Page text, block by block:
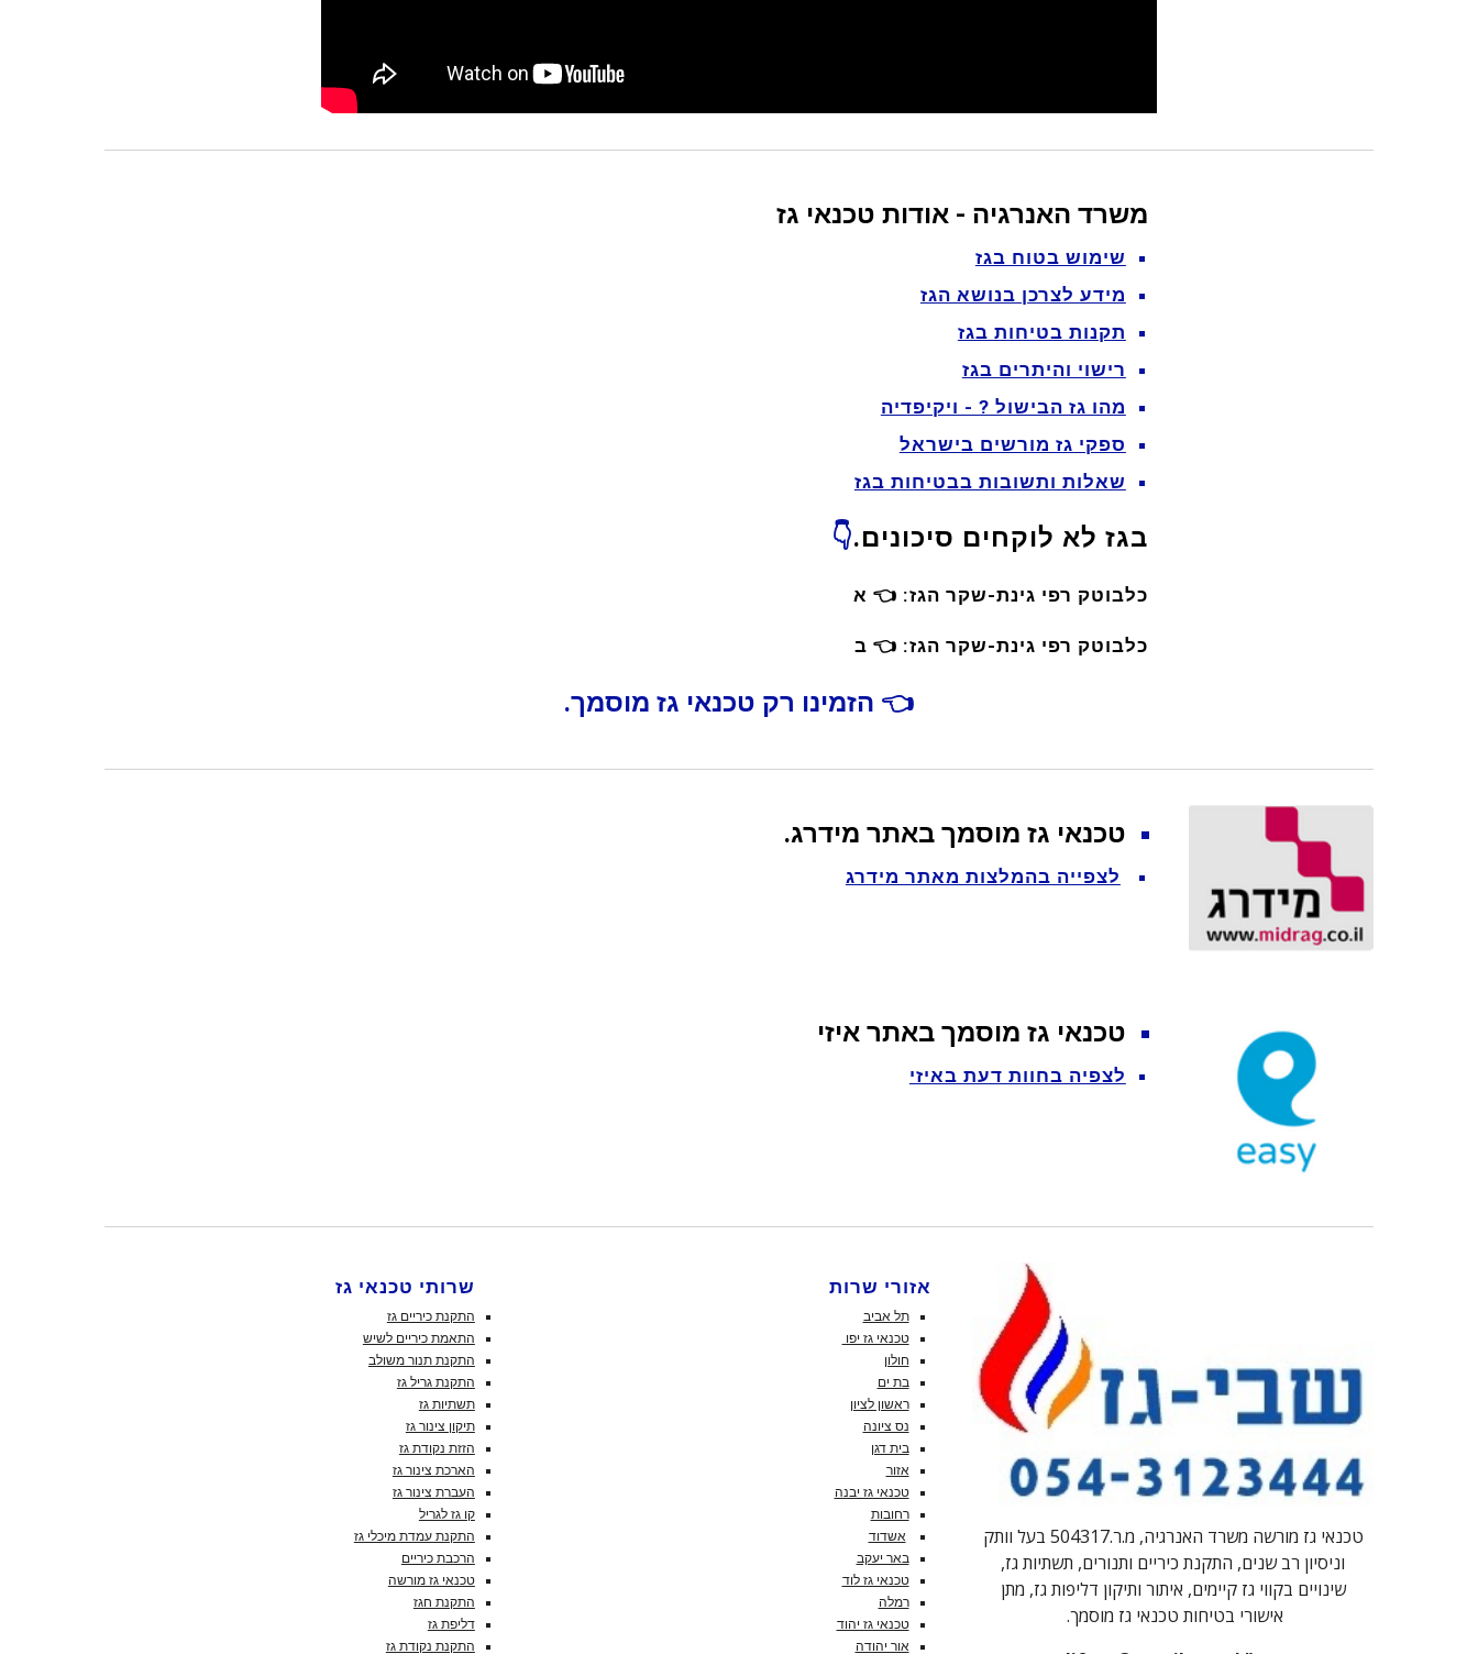
משרד האנרגיה - אודות טכנאי גז
שימוש בטוח בגז
מידע לצרכן בנושא הגז
תקנות בטיחות בגז
רישוי והיתרים בגז
מהו גז הבישול ? - ויקיפדיה
ספקי גז מורשים בישראל
שאלות ותשובות בבטיחות בגז
בגז לא לוקחים סיכונים.👇
כלבוטק רפי גינת-שקר הגז: 👈 א
כלבוטק רפי גינת-שקר הגז: 👈 ב
👈 הזמינו רק טכנאי גז מוסמך.
טכנאי גז מוסמך באתר מידרג.
לצפייה בהמלצות מאתר מידרג
טכנאי גז מוסמך באתר איזי
לצפיה בחוות דעת באיזי
שרותי טכנאי גז
התקנת כיריים גז
התאמת כיריים לשיש
התקנת תנור משולב
התקנת גריל גז
תשתיות גז
תיקון צינור גז
הזזת נקודת גז
הארכת צינור גז
העברת צינור גז
קו גז לגריל
התקנת עמדת מיכלי גז
הרכבת כיריים
טכנאי גז מורשה
התקנת חגז
דליפת גז
התקנת נקודת גז
אזורי שרות
תל אביב
טכנאי גז יפו
חולון
בת ים
ראשון לציון
נס ציונה
בית דגן
אזור
טכנאי גז יבנה
רחובות
אשדוד
באר יעקב
טכנאי גז לוד
רמלה
טכנאי גז יהוד
אור יהודה
טכנאי גז מורשה משרד האנרגיה, מ.ר.504317
בעל וותק
וניסיון רב שנים, התקנת כיריים ותנורים, תשתיות גז,
שינויים בקווי גז קיימים, איתור ותיקון דליפות גז, מתן
אישורי בטיחות טכנאי גז מוסמך.